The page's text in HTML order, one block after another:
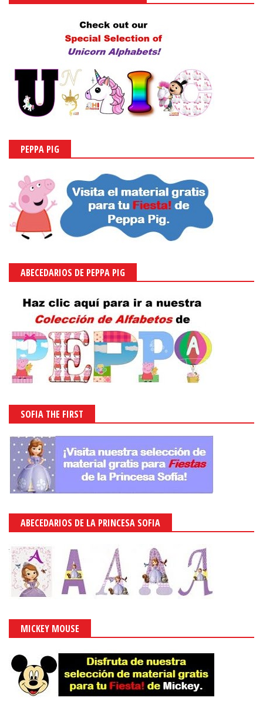
PEPPA PIG
ABECEDARIOS DE PEPPA PIG
SOFIA THE FIRST
ABECEDARIOS DE LA PRINCESA SOFIA
MICKEY MOUSE